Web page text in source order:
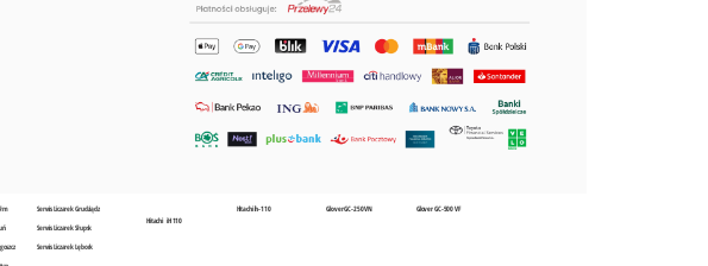
Serwis Liczarek Grudziądz
Serwis Liczarek Słupsk
Serwis Liczarek Lębork
Hitachi iH 110
Hitachi ih-110 Glover GC-250 VN Glover GC-500 VF